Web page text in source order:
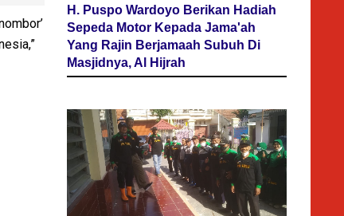
H. Puspo Wardoyo Berikan Hadiah
Sepeda Motor Kepada Jama'ah
Yang Rajin Berjamaah Subuh Di
Masjidnya, Al Hijrah